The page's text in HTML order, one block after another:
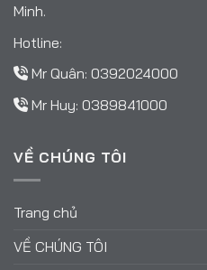
Minh.
Hotline:
Mr Quân: 0392024000
Mr Huy: 0389841000
VỀ CHÚNG TÔI
Trang chủ
VỀ CHÚNG TÔI